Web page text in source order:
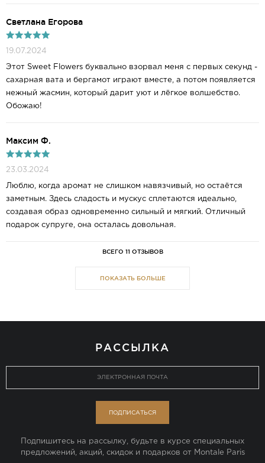
Светлана Егорова
19.07.2024
Этот Sweet Flowers буквально взорвал меня с первых секунд -
сахарная вата и бергамот играют вместе, а потом появляется
нежный жасмин, который дарит уют и лёгкое волшебство.
Обожаю!
Максим Ф.
23.03.2024
Люблю, когда аромат не слишком навязчивый, но остаётся
заметным. Здесь сладость и мускус сплетаются идеально,
создавая образ одновременно сильный и мягкий. Отличный
подарок супруге, она осталась довольная.
ВСЕГО 11 ОТЗЫВОВ
ПОКАЗАТЬ БОЛЬШЕ
РАССЫЛКА
ПОДПИСАТЬСЯ
Подпишитесь на рассылку, будьте в курсе специальных
предложений, акций, скидок и подарков от Montale Paris